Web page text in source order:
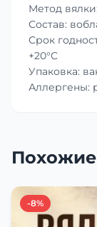
Метод
Состав:
Срок
+20°C
Упаковка:
Аллергены:
-8%